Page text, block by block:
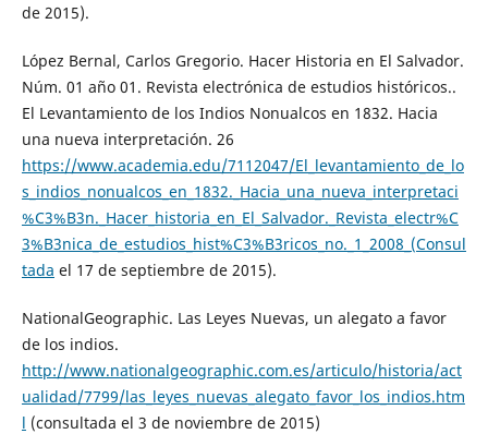
de 2015).
López Bernal, Carlos Gregorio. Hacer Historia en El Salvador.
Núm. 01 año 01. Revista electrónica de estudios históricos..
El Levantamiento de los Indios Nonualcos en 1832. Hacia
una nueva interpretación. 26
https://www.academia.edu/7112047/El_levantamiento_de_lo
s_indios_nonualcos_en_1832._Hacia_una_nueva_interpretaci
%C3%B3n._Hacer_historia_en_El_Salvador._Revista_electr%C
3%B3nica_de_estudios_hist%C3%B3ricos_no._1_2008_(Consul
tada el 17 de septiembre de 2015).
NationalGeographic. Las Leyes Nuevas, un alegato a favor
de los indios.
http://www.nationalgeographic.com.es/articulo/historia/act
ualidad/7799/las_leyes_nuevas_alegato_favor_los_indios.htm
l (consultada el 3 de noviembre de 2015)